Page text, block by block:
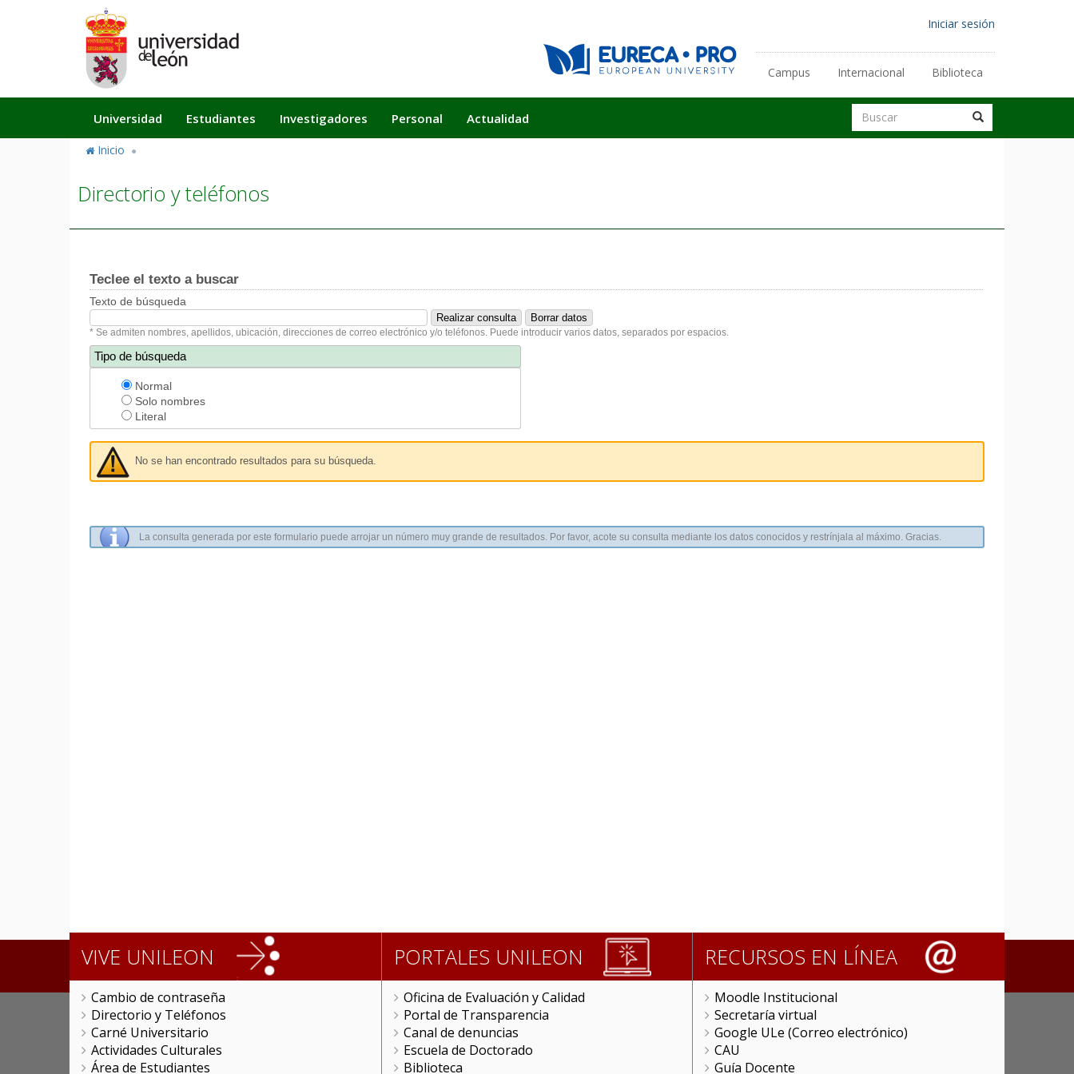
Menú
cuenta
de
usuario
Iniciar sesión
Enlaces
secundarios
Campus Internacional Biblioteca
Buscar
Buscar Buscar
Navegación
principal
Universidad Estudiantes Investigadores Personal Actualidad
Inicio
Directorio y teléfonos
VIVE UNILEON
Cambio de contraseña
Directorio y Teléfonos
Carné Universitario
Actividades Culturales
Área de Estudiantes
PORTALES UNILEON
Oficina de Evaluación y Calidad
Portal de Transparencia
Canal de denuncias
Escuela de Doctorado
Biblioteca
RECURSOS EN LÍNEA
Moodle Institucional
Secretaría virtual
Google ULe (Correo electrónico)
CAU
Guía Docente